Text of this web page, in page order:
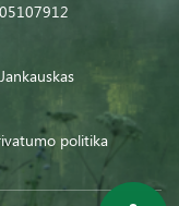
politika